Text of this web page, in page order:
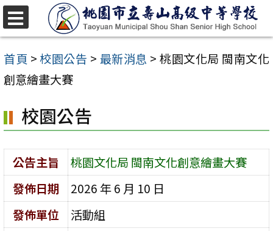
跳
至
主
要
容
區
首頁 >校園公告 > 最新消息 > 桃園文化局 閩南文化
創意繪畫大賽
校園公告
公告主旨
桃園文化局 閩南文化創意繪畫大賽
發佈日期
2026 年 6 月 10 日
發佈單位
活動組
選
單